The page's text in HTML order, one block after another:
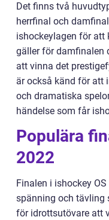
Det finns två
herrfinal och
ishockeylagen för att
gäller för damfinalen
att vinna det
är också känd för att
och dramatiska
händelse som får
Populära
2022
Finalen i ishockey
spänning och tävling
för idrottsutövare att